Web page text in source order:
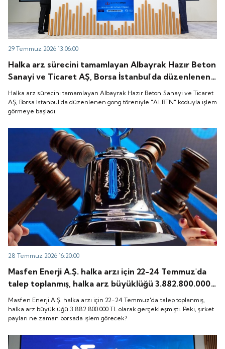
29 Temmuz 2026 13:06:00
Halka arz sürecini tamamlayan Albayrak Hazır Beton
Sanayi ve Ticaret AŞ, Borsa İstanbul'da düzenlenen
gong töreniyle "ALBTN" koduyla işlem görmeye
başladı.
Halka arz sürecini tamamlayan Albayrak Hazır Beton Sanayi ve Ticaret
AŞ, Borsa İstanbul'da düzenlenen gong töreniyle "ALBTN" koduyla işlem
görmeye başladı.
28 Temmuz 2026 16:20:00
Masfen Enerji A.Ş. halka arzı için 22-24 Temmuz'da
talep toplanmış, halka arz büyüklüğü 3.882.800.000
TL olarak gerçekleşmişti. Peki, şirket payları ne
zaman borsada işlem görecek?
Masfen Enerji A.Ş. halka arzı için 22-24 Temmuz'da talep toplanmış,
halka arz büyüklüğü 3.882.800.000 TL olarak gerçekleşmişti. Peki, şirket
payları ne zaman borsada işlem görecek?